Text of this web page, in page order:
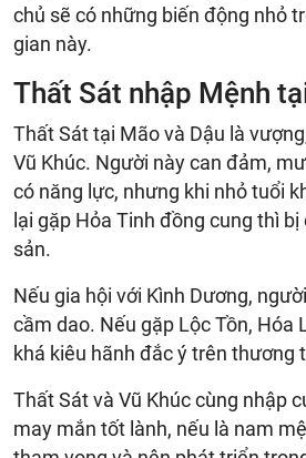
chủ sẽ có những biến động nhỏ
gian này.
Thất Sát nhập Mệnh
Thất Sát tại Mão và Dậu là
Vũ Khúc. Người này can đảm,
có năng lực, nhưng khi nhỏ tuổi
lại gặp Hỏa Tinh đồng cung thì
sản.
Nếu gia hội với Kình Dương,
cầm dao. Nếu gặp Lộc Tồn, Hóa
khá kiêu hãnh đắc ý trên thương
Thất Sát và Vũ Khúc cùng nhập
may mắn tốt lành, nếu là nam